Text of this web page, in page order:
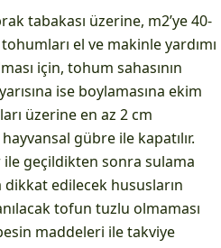
tabakası üzerine, m2’ye 40-
el ve makinle yardımı
için, tohum sahasının
ise boylamasına ekim
üzerine en az 2 cm
hayvansal gübre ile kapatılır.
geçildikten sonra sulama
edilecek hususların
tofun tuzlu olmaması
maddeleri ile takviye